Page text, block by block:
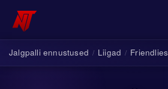
Jalgpalli ennustused / Liigad /